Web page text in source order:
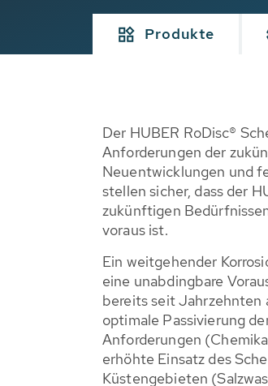
Produkte
Der HUBER RoDisc®
Anforderungen der
Neuentwicklungen und
stellen sicher, dass der
zukünftigen
voraus ist.
Ein weitgehender
eine unabdingbare
bereits seit Jahrzehnten
optimale Passivierung
Anforderungen
erhöhte Einsatz des
Küstengebieten